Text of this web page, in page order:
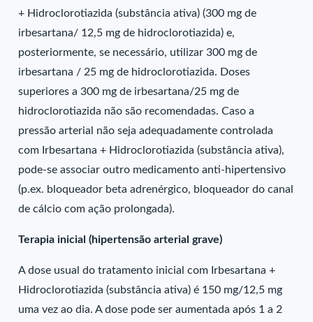
+ Hidroclorotiazida (substância ativa) (300 mg de
irbesartana/ 12,5 mg de hidroclorotiazida) e,
posteriormente, se necessário, utilizar 300 mg de
irbesartana / 25 mg de hidroclorotiazida. Doses
superiores a 300 mg de irbesartana/25 mg de
hidroclorotiazida não são recomendadas. Caso a
pressão arterial não seja adequadamente controlada
com Irbesartana + Hidroclorotiazida (substância ativa),
pode-se associar outro medicamento anti-hipertensivo
(p.ex. bloqueador beta adrenérgico, bloqueador do canal
de cálcio com ação prolongada).
Terapia inicial (hipertensão arterial grave)
A dose usual do tratamento inicial com Irbesartana +
Hidroclorotiazida (substância ativa) é 150 mg/12,5 mg
uma vez ao dia. A dose pode ser aumentada após 1 a 2